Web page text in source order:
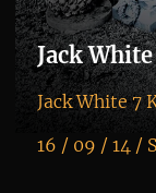
Jack
Jack White 7
16 / 09 / 14 /